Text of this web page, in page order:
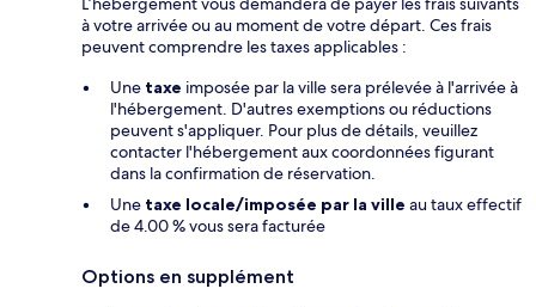
à votre arrivée ou au moment de votre départ. Ces frais
peuvent comprendre les taxes applicables :
Une taxe imposée par la ville sera prélevée à l'arrivée à
l'hébergement. D'autres exemptions ou réductions
peuvent s'appliquer. Pour plus de détails, veuillez
contacter l'hébergement aux coordonnées figurant
dans la confirmation de réservation.
Une taxe locale/imposée par la ville au taux effectif
de 4.00 % vous sera facturée
Options en supplément